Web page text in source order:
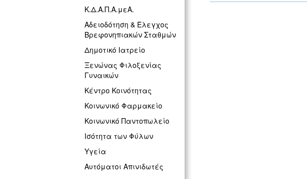
Κ.Δ.Α.Π.Α.μεΑ.
Αδειοδότηση & Έλεγχος
Βρεφονηπιακών Σταθμών
Δημοτικό Ιατρείο
Ξενώνας Φιλοξενίας
Γυναικών
Κέντρο Κοινότητας
Κοινωνικό Φαρμακείο
Κοινωνικό Παντοπωλείο
Ισότητα των Φύλων
Υγεία
Αυτόματοι Απινιδωτές